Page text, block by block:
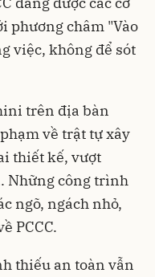
phương châm "Vào
việc, không để sót
trên địa bàn
về trật tự xây
thiết kế, vượt
Những công trình
ngõ, ngách nhỏ,
PCCC.
thiếu an toàn vẫn